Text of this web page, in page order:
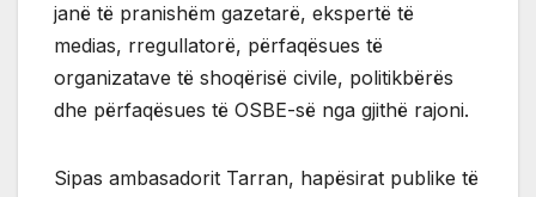
janë të pranishëm gazetarë, ekspertë të
medias, rregullatorë, përfaqësues të
organizatave të shoqërisë civile, politikbërës
dhe përfaqësues të OSBE-së nga gjithë rajoni.
Sipas ambasadorit Tarran, hapësirat publike të